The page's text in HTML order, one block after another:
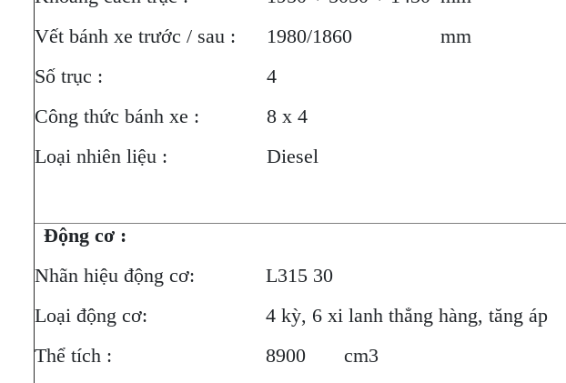
Vết bánh xe trước / sau :
1980/1860
mm
Số trục :
4
Công thức bánh xe :
8 x 4
Loại nhiên liệu :
Diesel
Động cơ :
Nhãn hiệu động cơ:
L315 30
Loại động cơ:
4 kỳ, 6 xi lanh thẳng hàng, tăng áp
Thể tích :
8900 cm3